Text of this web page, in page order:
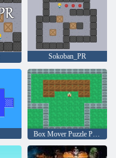
Sokoban_PR
Box Mover Puzzle Push Solve & Win